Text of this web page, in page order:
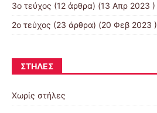
3ο τεύχος (12 άρθρα) (13 Απρ 2023 )
2ο τεύχος (23 άρθρα) (20 Φεβ 2023 )
ΣΤΉΛΕΣ
Χωρίς στήλες